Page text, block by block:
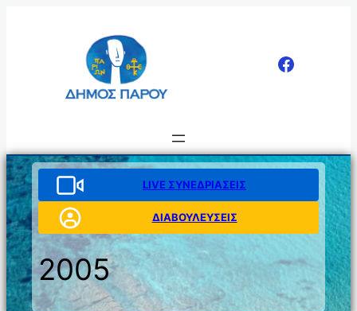
LIVE ΣΥΝΕΔΡΙΑΣΕΙΣ
ΔΙΑΒΟΥΛΕΥΣΕΙΣ
2005